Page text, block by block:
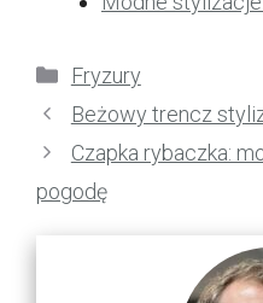
Kategorie
Fryzury
Beżowy trencz
Czapka rybaczka:
pogodę